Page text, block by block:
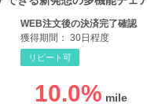
WEB注文後の決済完了確認
獲得期間： 30日程度
リピート可
10.0%